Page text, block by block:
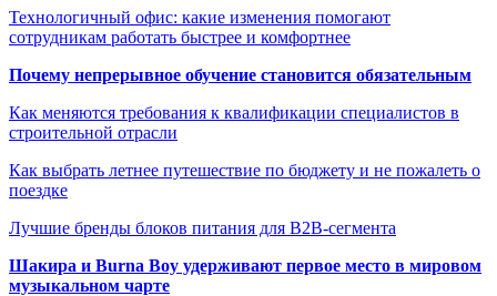
Технологичный офис: какие изменения помогают
сотрудникам работать быстрее и комфортнее
Почему непрерывное обучение становится обязательным
Как меняются требования к квалификации специалистов в
строительной отрасли
Как выбрать летнее путешествие по бюджету и не пожалеть о
поездке
Лучшие бренды блоков питания для B2B-сегмента
Шакира и Burna Boy удерживают первое место в мировом
музыкальном чарте